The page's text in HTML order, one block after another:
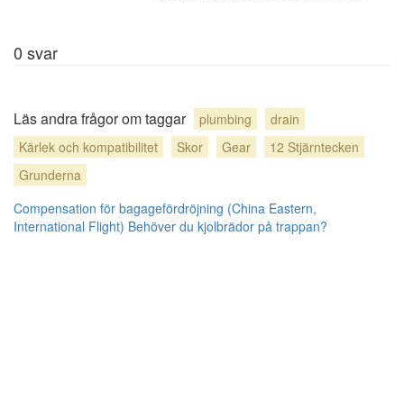
0 svar
Läs andra frågor om taggar plumbing
drain
Kärlek och kompatibilitet
Skor Gear
12 Stjärntecken
Grunderna
Compensation för bagagefördröjning (China Eastern,
International Flight) Behöver du kjolbrädor på trappan?